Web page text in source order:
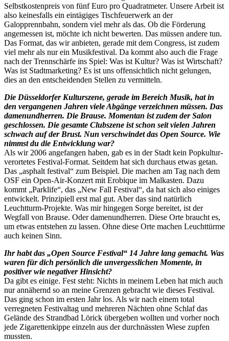
Selbstkostenpreis von fünf Euro pro Quadratmeter. Unsere Arbeit ist
also keinesfalls ein eintägiges Tischfeuerwerk an der
Galopprennbahn, sondern viel mehr als das. Ob die Förderung
angemessen ist, möchte ich nicht bewerten. Das müssen andere tun.
Das Format, das wir anbieten, gerade mit dem Congress, ist zudem
viel mehr als nur ein Musikfestival. Da kommt also auch die Frage
nach der Trennschärfe ins Spiel: Was ist Kultur? Was ist Wirtschaft?
Was ist Stadtmarketing? Es ist uns offensichtlich nicht gelungen,
dies an den entscheidenden Stellen zu vermitteln.
Die Düsseldorfer Kulturszene, gerade im Bereich Musik, hat in
den vergangenen Jahren viele Abgänge verzeichnen müssen. Das
damenundherren. Die Brause. Momentan ist zudem der Salon
geschlossen. Die gesamte Clubszene ist schon seit vielen Jahren
schwach auf der Brust. Nun verschwindet das Open Source. Wie
nimmst du die Entwicklung war?
Als wir 2006 angefangen haben, gab es in der Stadt kein Popkultur-
verortetes Festival-Format. Seitdem hat sich durchaus etwas getan.
Das „asphalt festival“ zum Beispiel. Die machen am Tag nach dem
OSF ein Open-Air-Konzert mit Erobique im Malkasten. Dazu
kommt „Parklife“, das „New Fall Festival“, da hat sich also einiges
entwickelt. Prinzipiell erst mal gut. Aber das sind natürlich
Leuchtturm-Projekte. Was mir hingegen Sorge bereitet, ist der
Wegfall von Brause. Oder damenundherren. Diese Orte braucht es,
um etwas entstehen zu lassen. Ohne diese Orte machen Leuchttürme
auch keinen Sinn.
Ihr habt das „Open Source Festival“ 14 Jahre lang gemacht. Was
waren für dich persönlich die unvergesslichen Momente, in
positiver wie negativer Hinsicht?
Da gibt es einige. Fest steht: Nichts in meinem Leben hat mich auch
nur annähernd so an meine Grenzen gebracht wie dieses Festival.
Das ging schon im ersten Jahr los. Als wir nach einem total
verregneten Festivaltag und mehreren Nächten ohne Schlaf das
Gelände des Strandbad Lörick übergeben wollten und vorher noch
jede Zigarettenkippe einzeln aus der durchnässten Wiese zupfen
mussten.